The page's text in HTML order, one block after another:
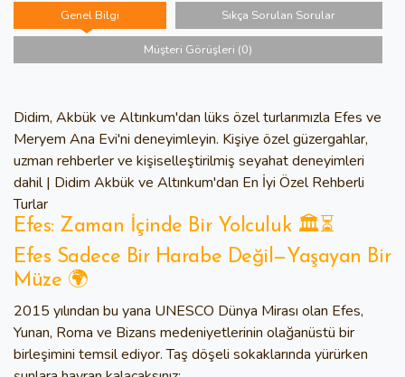
Genel Bilgi Sıkça Sorulan Sorular
Müşteri Görüşleri (0)
Didim, Akbük ve Altınkum'dan lüks özel turlarımızla Efes ve
Meryem Ana Evi'ni deneyimleyin. Kişiye özel güzergahlar,
uzman rehberler ve kişiselleştirilmiş seyahat deneyimleri
dahil | Didim Akbük ve Altınkum'dan En İyi Özel Rehberli
Turlar
Efes: Zaman İçinde Bir Yolculuk 🏛️⏳
Efes Sadece Bir Harabe Değil—Yaşayan Bir
Müze 🌍
2015 yılından bu yana UNESCO Dünya Mirası olan Efes,
Yunan, Roma ve Bizans medeniyetlerinin olağanüstü bir
birleşimini temsil ediyor. Taş döşeli sokaklarında yürürken